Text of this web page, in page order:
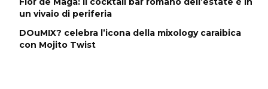
un vivaio di periferia
DOuMIX? celebra l’icona della mixology caraibica
con Mojito Twist